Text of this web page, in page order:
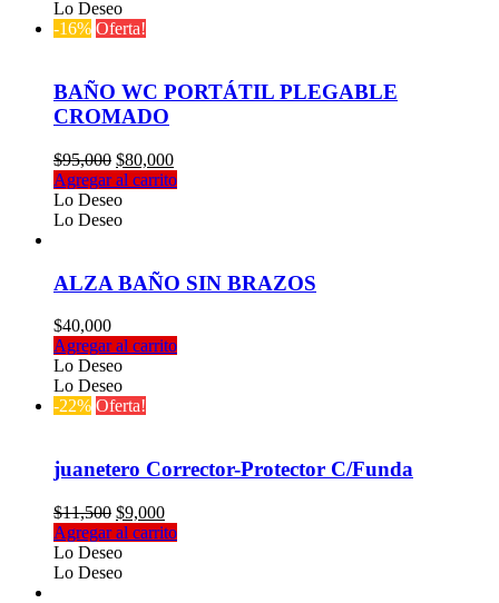
Lo Deseo
-16% Oferta!
BAÑO WC PORTÁTIL PLEGABLE
CROMADO
$95,000 El
precio
original
era:
$80,000El
precio
Agregar al carrito
Lo Deseo
Lo Deseo
ALZA BAÑO SIN BRAZOS
$40,000
Agregar al carrito
Lo Deseo
Lo Deseo
-22% Oferta!
juanetero Corrector-Protector C/Funda
$11,500 El
precio
original
era:
$9,000El
precio
Agregar al carrito
Lo Deseo
Lo Deseo